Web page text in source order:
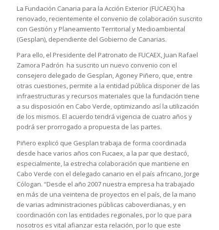
La Fundación Canaria para la Acción Exterior (FUCAEX) ha
renovado, recientemente el convenio de colaboración suscrito
con Gestión y Planeamiento Territorial y Medioambiental
(Gesplan), dependiente del Gobierno de Canarias.
Para ello, el Presidente del Patronato de FUCAEX, Juan Rafael
Zamora Padrón ha suscrito un nuevo convenio con el
consejero delegado de Gesplan, Agoney Piñero, que, entre
otras cuestiones, permite a la entidad pública disponer de las
infraestructuras y recursos materiales que la fundación tiene
a su disposición en Cabo Verde, optimizando así la utilización
de los mismos. El acuerdo tendrá vigencia de cuatro años y
podrá ser prorrogado a propuesta de las partes.
Piñero explicó que Gesplan trabaja de forma coordinada
desde hace varios años con Fucaex, a la par que destacó,
especialmente, la estrecha colaboración que mantiene en
Cabo Verde con el delegado canario en el país africano, Jorge
Cólogan. “Desde el año 2007 nuestra empresa ha trabajado
en más de una veintena de proyectos en el país, de la mano
de varias administraciones públicas caboverdianas, y en
coordinación con las entidades regionales, por lo que para
nosotros es vital afianzar esta relación, por lo que este